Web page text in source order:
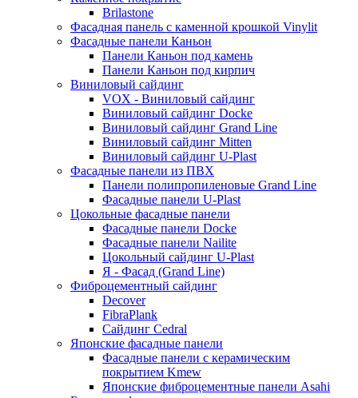
Brilastone
Фасадная панель с каменной крошкой Vinylit
Фасадные панели Каньон
Панели Каньон под камень
Панели Каньон под кирпич
Виниловый сайдинг
VOX - Виниловый сайдинг
Виниловый сайдинг Docke
Виниловый сайдинг Grand Line
Виниловый сайдинг Mitten
Виниловый сайдинг U-Plast
Фасадные панели из ПВХ
Панели полипропиленовые Grand Line
Фасадные панели U-Plast
Цокольные фасадные панели
Фасадные панели Docke
Фасадные панели Nailite
Цокольный сайдинг U-Plast
Я - Фасад (Grand Line)
Фиброцементный сайдинг
Decover
FibraPlank
Сайдинг Cedral
Японские фасадные панели
Фасадные панели с керамическим
покрытием Kmew
Японские фиброцементные панели Asahi